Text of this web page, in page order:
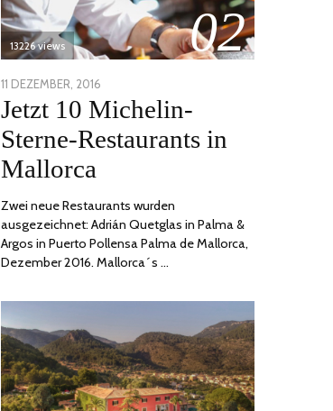
02
13226 views
POSTED
ON
11 DEZEMBER, 2016
JUNI,
Jetzt 10 Michelin-
Sterne-Restaurants in
Mallorca
Zwei neue Restaurants wurden
ausgezeichnet: Adrián Quetglas in Palma &
Argos in Puerto Pollensa Palma de Mallorca,
Dezember 2016. Mallorca´s …